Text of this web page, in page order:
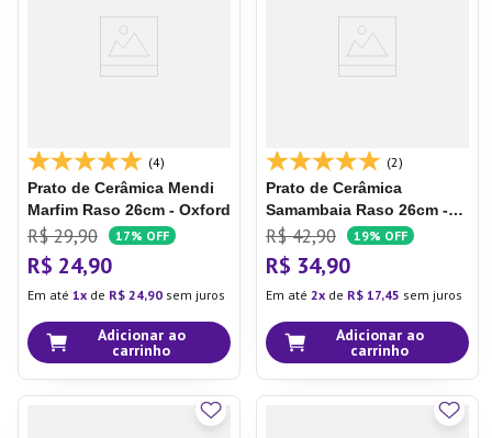
(4)
Prato de Cerâmica Mendi
Marfim Raso 26cm - Oxford
R$ 29,90 17% OFF
R$ 24,90
Em até 1 de R$ 24,90 sem juros
Adicionar ao
carrinho
(2)
Prato de Cerâmica
Samambaia Raso 26cm -
Oxford
R$ 42,90 19% OFF
R$ 34,90
Em até 2 de R$ 17,45 sem juros
Adicionar ao
carrinho